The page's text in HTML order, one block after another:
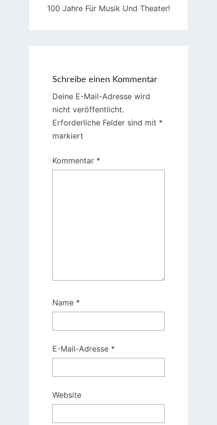
100 Jahre Für Musik Und Theater!
Schreibe einen Kommentar
Deine E-Mail-Adresse wird
nicht veröffentlicht.
Erforderliche Felder sind mit *
markiert
Kommentar *
Name *
E-Mail-Adresse *
Website